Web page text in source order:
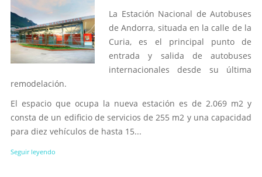
La Estación Nacional de Autobuses
de Andorra, situada en la calle de la
Curia, es el principal punto de
entrada y salida de autobuses
internacionales desde su última
remodelación.
El espacio que ocupa la nueva estación es de 2.069 m2 y
consta de un edificio de servicios de 255 m2 y una capacidad
para diez vehículos de hasta 15...
Seguir leyendo